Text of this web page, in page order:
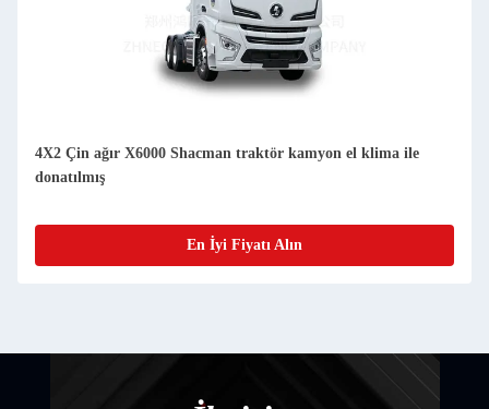
4X2 Çin ağır X6000 Shacman traktör kamyon el klima ile
donatılmış
En İyi Fiyatı Alın